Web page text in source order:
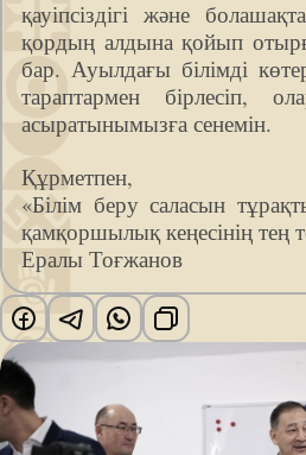
қауіпсіздігі және
қордың алдына қойып
бар. Ауылдағы білімді
тараптармен бірлесіп,
асыратынымызға сенемін.
Құрметпен,
«Білім беру саласын
қамқоршылық кеңесінің тең
Ералы Тоғжанов